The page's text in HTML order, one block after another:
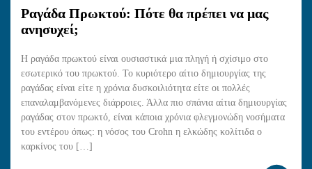
Ραγάδα Πρωκτού: Πότε θα πρέπει να μας
ανησυχεί;
Η ραγάδα πρωκτού είναι ουσιαστικά μια πληγή ή σχίσιμο στο
εσωτερικό του πρωκτού. Το κυριότερο αίτιο δημιουργίας της
ραγάδας είναι είτε η χρόνια δυσκοιλιότητα είτε οι πολλές
επαναλαμβανόμενες διάρροιες. Άλλα πιο σπάνια αίτια δημιουργίας
ραγάδας στον πρωκτό, είναι κάποια χρόνια φλεγμονώδη νοσήματα
του εντέρου όπως: η νόσος του Crohn η ελκώδης κολίτιδα ο
καρκίνος του […]